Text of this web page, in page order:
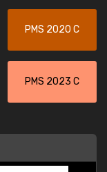
PMS 2020 C
PMS 2023 C